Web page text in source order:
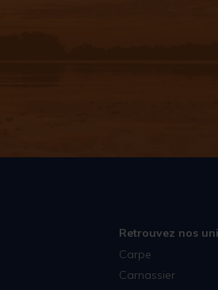
Retrouvez nos
Carpe
Carnassier